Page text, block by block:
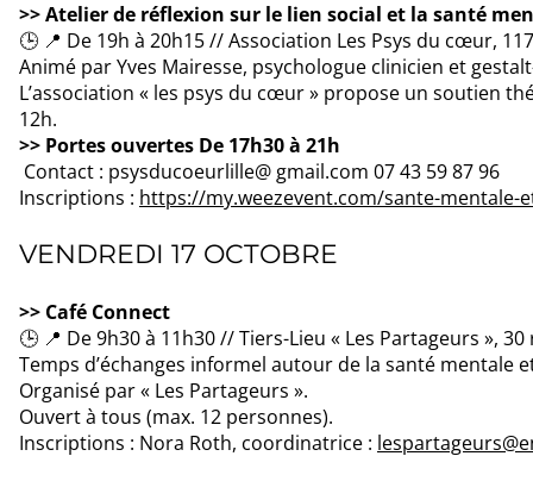
>> Atelier de réflexion sur le lien social et la santé
🕒 📍 De 19h à 20h15 // Association Les Psys du cœur,
Animé par Yves Mairesse, psychologue clinicien et
L’association « les psys du cœur » propose un soutien
12h.
>> Portes ouvertes De 17h30 à 21h
Contact : psysducoeurlille@ gmail.com 07 43 59 87 96
Inscriptions : https://my.weezevent.com/sante-mentale-
VENDREDI 17 OCTOBRE
>> Café Connect
🕒 📍 De 9h30 à 11h30 // Tiers-Lieu « Les Partageurs »,
Temps d’échanges informel autour de la santé mentale
Organisé par « Les Partageurs ».
Ouvert à tous (max. 12 personnes).
Inscriptions : Nora Roth, coordinatrice :